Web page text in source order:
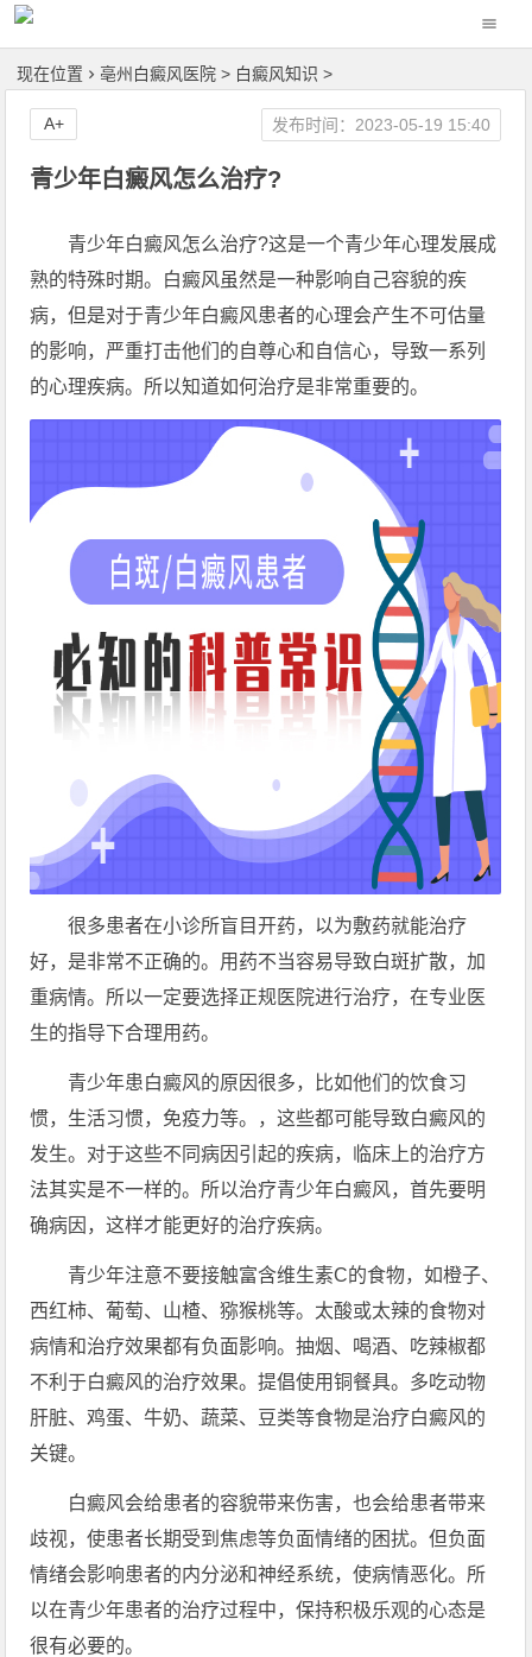
现在位置 亳州白癜风医院 > 白癜风知识 >
青少年白癜风怎么治疗?
发布时间：2023-05-19 15:40
A+
青少年白癜风怎么治疗?这是一个青少年心理发展成
熟的特殊时期。白癜风虽然是一种影响自己容貌的疾
病，但是对于青少年白癜风患者的心理会产生不可估量
的影响，严重打击他们的自尊心和自信心，导致一系列
的心理疾病。所以知道如何治疗是非常重要的。
很多患者在小诊所盲目开药，以为敷药就能治疗
好，是非常不正确的。用药不当容易导致白斑扩散，加
重病情。所以一定要选择正规医院进行治疗，在专业医
生的指导下合理用药。
青少年患白癜风的原因很多，比如他们的饮食习
惯，生活习惯，免疫力等。，这些都可能导致白癜风的
发生。对于这些不同病因引起的疾病，临床上的治疗方
法其实是不一样的。所以治疗青少年白癜风，首先要明
确病因，这样才能更好的治疗疾病。
青少年注意不要接触富含维生素C的食物，如橙子、
西红柿、葡萄、山楂、猕猴桃等。太酸或太辣的食物对
病情和治疗效果都有负面影响。抽烟、喝酒、吃辣椒都
不利于白癜风的治疗效果。提倡使用铜餐具。多吃动物
肝脏、鸡蛋、牛奶、蔬菜、豆类等食物是治疗白癜风的
关键。
白癜风会给患者的容貌带来伤害，也会给患者带来
歧视，使患者长期受到焦虑等负面情绪的困扰。但负面
情绪会影响患者的内分泌和神经系统，使病情恶化。所
以在青少年患者的治疗过程中，保持积极乐观的心态是
很有必要的。